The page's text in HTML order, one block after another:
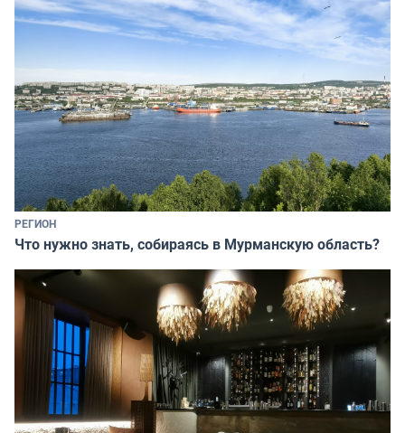
РЕГИОН
Что нужно знать, собираясь в Мурманскую область?